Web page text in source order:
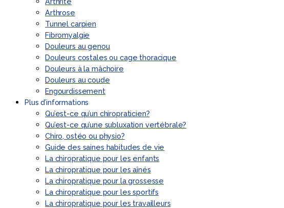
Arthrose
Tunnel carpien
Fibromyalgie
Douleurs au genou
Douleurs costales ou cage thoracique
Douleurs à la mâchoire
Douleurs au coude
Engourdissement
Plus d’informations
Qu’est-ce qu’un chiropraticien?
Qu’est-ce qu’une subluxation vertébrale?
Chiro, ostéo ou physio?
Guide des saines habitudes de vie
La chiropratique pour les enfants
La chiropratique pour les aînés
La chiropratique pour la grossesse
La chiropratique pour les sportifs
La chiropratique pour les travailleurs